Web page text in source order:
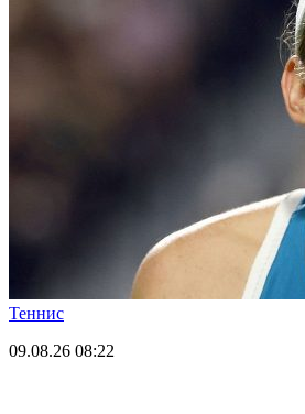
Теннис
09.08.26 08:22